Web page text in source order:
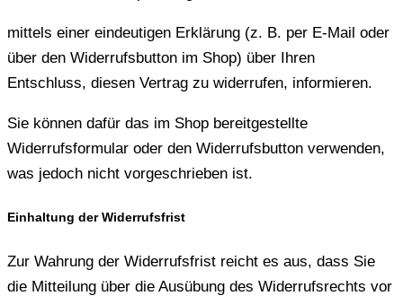
mittels einer eindeutigen Erklärung (z. B. per E-Mail oder
über den Widerrufsbutton im Shop) über Ihren
Entschluss, diesen Vertrag zu widerrufen, informieren.
Sie können dafür das im Shop bereitgestellte
Widerrufsformular oder den Widerrufsbutton verwenden,
was jedoch nicht vorgeschrieben ist.
Einhaltung der Widerrufsfrist
Zur Wahrung der Widerrufsfrist reicht es aus, dass Sie
die Mitteilung über die Ausübung des Widerrufsrechts vor